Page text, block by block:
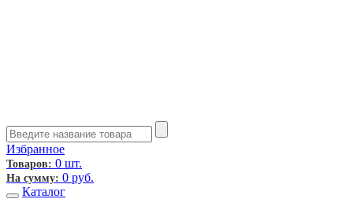
Избранное
Товаров: 0 шт.
На сумму: 0 руб.
Каталог